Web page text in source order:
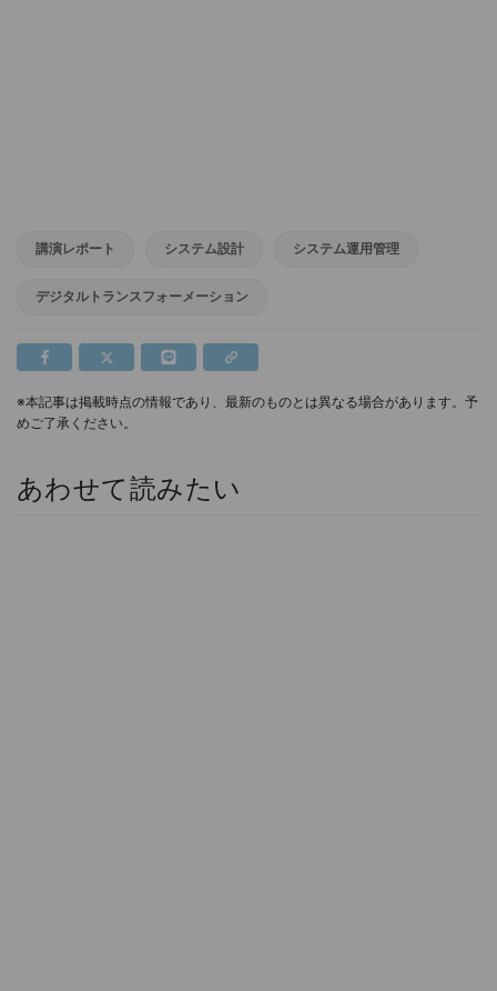
講演レポート システム設計 システム運用管理
デジタルトランスフォーメーション
※本記事は掲載時点の情報であり、最新のものとは異なる場合があります。予
めご了承ください。
あわせて読みたい